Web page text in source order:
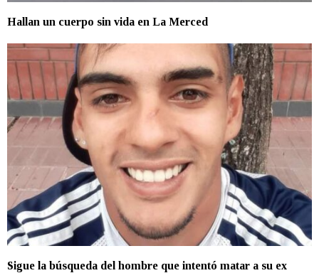
Hallan un cuerpo sin vida en La Merced
Sigue la búsqueda del hombre que intentó matar a su ex